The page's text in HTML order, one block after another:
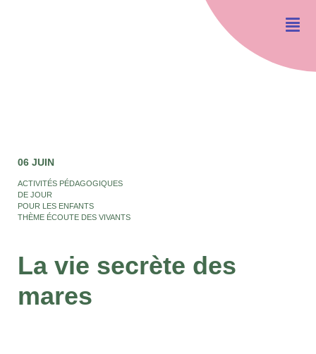
06 JUIN
ACTIVITÉS PÉDAGOGIQUES
DE JOUR
POUR LES ENFANTS
THÈME ÉCOUTE DES VIVANTS
La vie secrète des
mares